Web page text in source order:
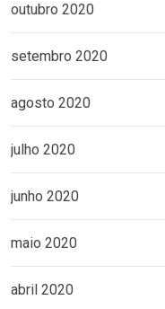
outubro 2020
setembro 2020
agosto 2020
julho 2020
junho 2020
maio 2020
abril 2020